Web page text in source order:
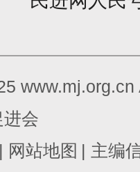
会
| 网站地图 | 主编